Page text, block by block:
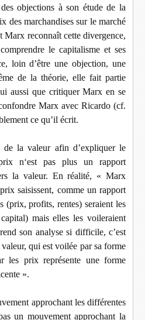
objections à son étude de la
des marchandises sur le marché
Marx reconnaît cette divergence,
le capitalisme et ses
loin d’être une objection, une
de la théorie, elle fait partie
aussi que critiquer Marx en se
Marx avec Ricardo (cf.
ce qu’il écrit.
la valeur afin d’expliquer le
n‘est pas plus un rapport
la valeur. En réalité, « Marx
saisissent, comme un rapport
(prix, profits, rentes) seraient les
mais elles les voileraient
son analyse si difficile, c’est
qui est voilée par sa forme
les prix représente une forme
».
approchant les différentes
un mouvement approchant la